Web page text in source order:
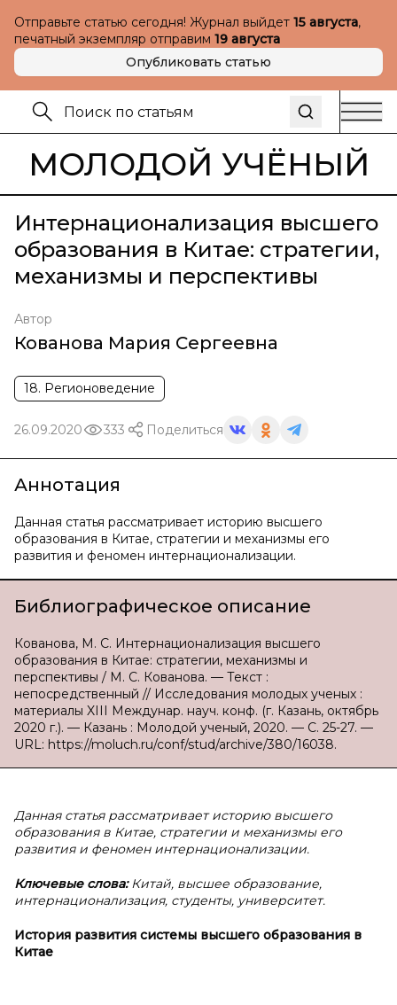
Отправьте статью сегодня! Журнал выйдет 15 августа,
печатный экземпляр отправим 19 августа
Опубликовать статью
МОЛОДОЙ УЧЁНЫЙ
Интернационализация высшего
образования в Китае: стратегии,
механизмы и перспективы
Автор
Кованова Мария Сергеевна
18. Регионоведение
26.09.2020 333 Поделиться
Аннотация
Данная статья рассматривает историю высшего
образования в Китае, стратегии и механизмы его
развития и феномен интернационализации.
Библиографическое описание
Кованова, М. С. Интернационализация высшего
образования в Китае: стратегии, механизмы и
перспективы / М. С. Кованова. — Текст :
непосредственный // Исследования молодых ученых :
материалы XIII Междунар. науч. конф. (г. Казань, октябрь
2020 г.). — Казань : Молодой ученый, 2020. — С. 25-27. —
URL: https://moluch.ru/conf/stud/archive/380/16038.
Данная статья рассматривает историю высшего
образования в Китае, стратегии и механизмы его
развития и феномен интернационализации.
Ключевые слова:Китай, высшее образование,
интернационализация, студенты, университет.
История развития системы высшего образования в
Китае